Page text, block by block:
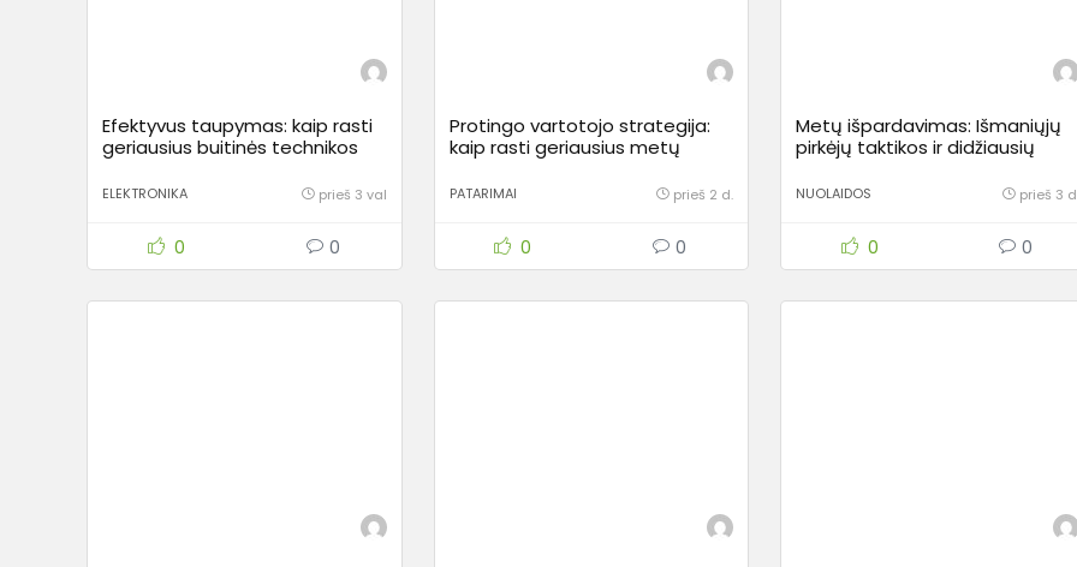
Efektyvus taupymas: kaip rasti
geriausius buitinės technikos
ELEKTRONIKA prieš 3 val
0 0
Protingo vartotojo strategija:
kaip rasti geriausius metų
PATARIMAI prieš 2 d.
0 0
Metų išpardavimas: Išmaniųjų
pirkėjų taktikos ir didžiausių
NUOLAIDOS prieš 3
0 0